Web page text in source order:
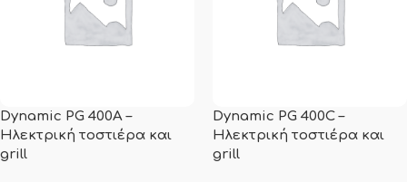
Dynamic PG 400A –
Ηλεκτρική τοστιέρα και
grill
Dynamic PG 400C –
Ηλεκτρική τοστιέρα και
grill